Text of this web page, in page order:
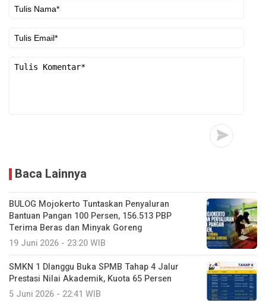
Baca Lainnya
BULOG Mojokerto Tuntaskan Penyaluran
Bantuan Pangan 100 Persen, 156.513 PBP
Terima Beras dan Minyak Goreng
19 Juni 2026 - 23:20 WIB
SMKN 1 Dlanggu Buka SPMB Tahap 4 Jalur
Prestasi Nilai Akademik, Kuota 65 Persen
5 Juni 2026 - 22:41 WIB